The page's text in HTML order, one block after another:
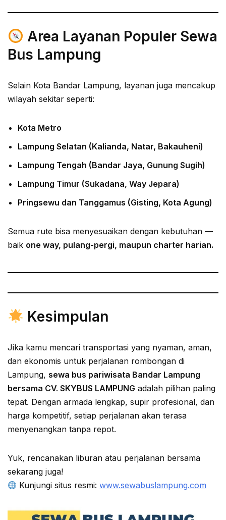
Area Layanan Populer Sewa
Bus Lampung
Selain Kota Bandar Lampung, layanan juga mencakup
wilayah sekitar seperti:
Kota Metro
Lampung Selatan (Kalianda, Natar, Bakauheni)
Lampung Tengah (Bandar Jaya, Gunung Sugih)
Lampung Timur (Sukadana, Way Jepara)
Pringsewu dan Tanggamus (Gisting, Kota Agung)
Semua rute bisa menyesuaikan dengan kebutuhan —
baik one way, pulang-pergi, maupun charter harian.
Kesimpulan
Jika kamu mencari transportasi yang nyaman, aman,
dan ekonomis untuk perjalanan rombongan di
Lampung, sewa bus pariwisata Bandar Lampung
bersama CV. SKYBUS LAMPUNG adalah pilihan paling
tepat. Dengan armada lengkap, supir profesional, dan
harga kompetitif, setiap perjalanan akan terasa
menyenangkan tanpa repot.
Yuk, rencanakan liburan atau perjalanan bersama
sekarang juga!
Kunjungi situs resmi:www.sewabuslampung.com